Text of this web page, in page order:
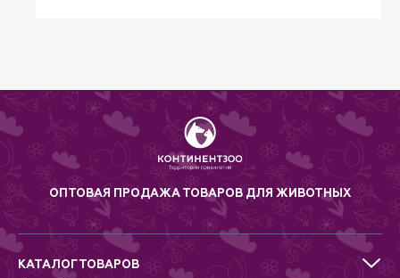
ОПТОВАЯ ПРОДАЖА ТОВАРОВ ДЛЯ ЖИВОТНЫХ
КАТАЛОГ ТОВАРОВ